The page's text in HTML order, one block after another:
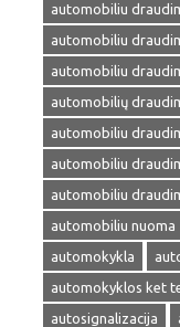
automobiliu
automobiliu
automobiliu
automobilių
automobiliu
automobiliu
automobiliu
automobiliu nuoma
automokykla
automokyklos ket
autosignalizacija